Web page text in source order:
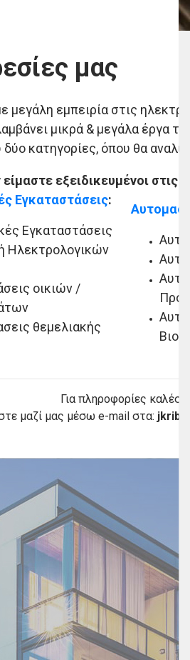
μας
μεγάλη εμπειρία στις
μικρά & μεγάλα έργα
κατηγορίες, όπου θα
εξειδικευμένοι στις
Εγκαταστάσεις:
Εγκαταστάσεις
Ηλεκτρολογικών
οικιών /
θεμελιακής
Για πληροφορίες
μαζί μας μέσω e-mail στα: